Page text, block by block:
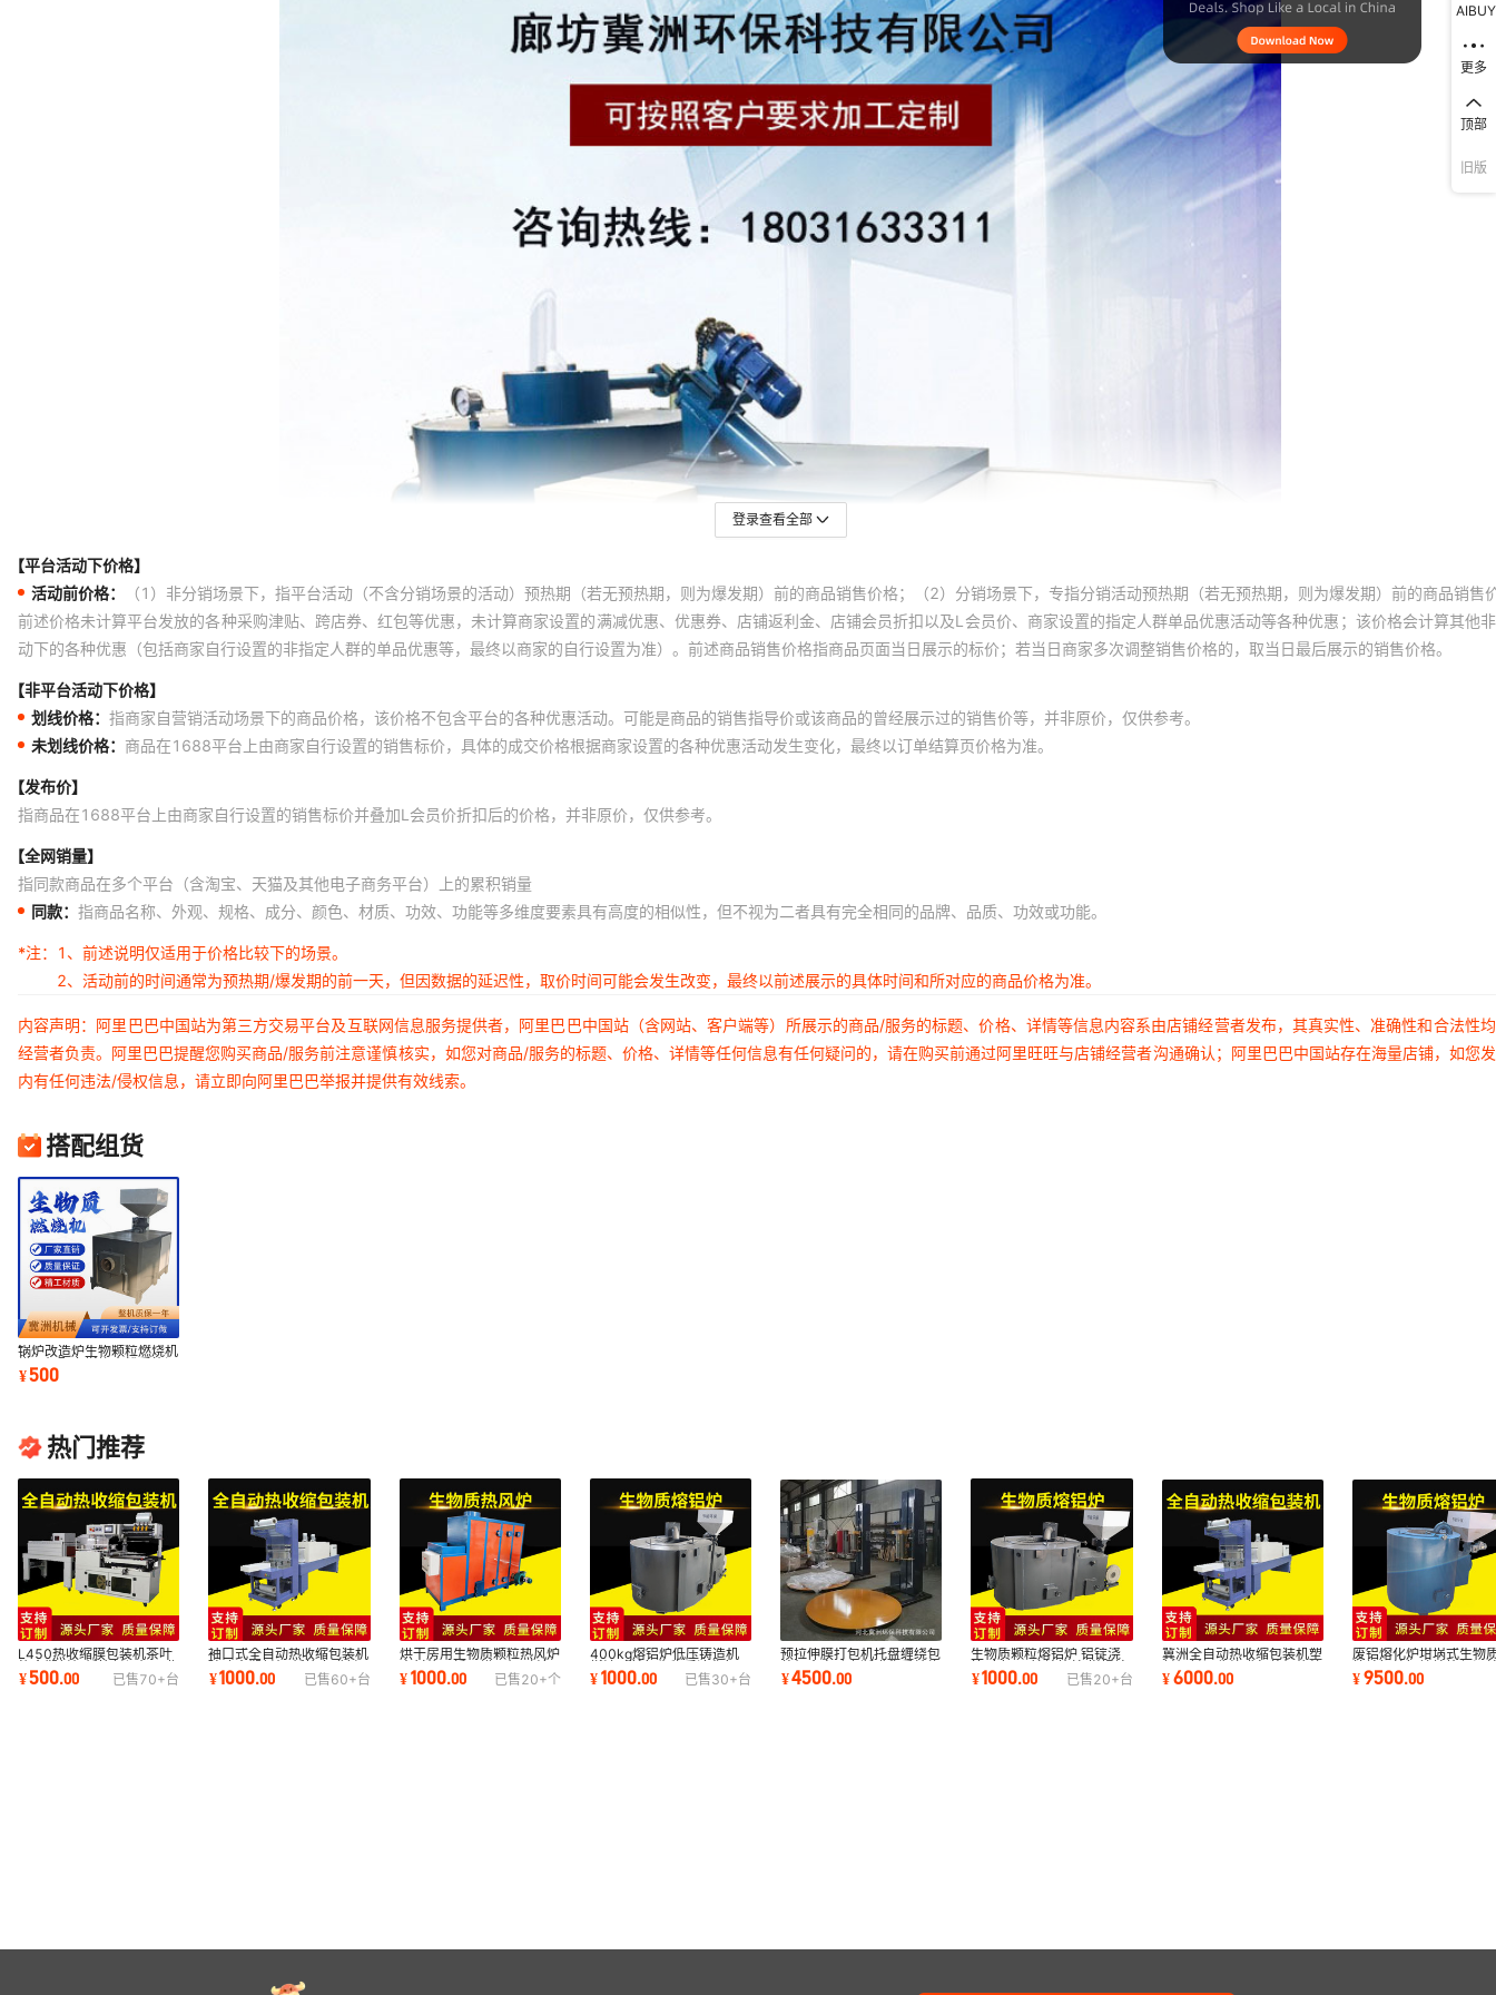
登录查看全部
【平台活动下价格】
活动前价格：
（1）非分销场景下，指平台活动（不含分销场景的活动）预热期（若无预热期，则为爆发期）前的商品销售价格；（2）分销场景下，专指分销活动预热期（若无预热期，则为爆发期）前的商品销售
前述价格未计算平台发放的各种采购津贴、跨店券、红包等优惠，未计算商家设置的满减优惠、优惠券、店铺返利金、店铺会员折扣以及L会员价、商家设置的指定人群单品优惠活动等各种优惠；该价格会计算其他
动下的各种优惠（包括商家自行设置的非指定人群的单品优惠等，最终以商家的自行设置为准）。前述商品销售价格指商品页面当日展示的标价；若当日商家多次调整销售价格的，取当日最后展示的销售价格。
【非平台活动下价格】
划线价格： 指商家自营销活动场景下的商品价格，该价格不包含平台的各种优惠活动。可能是商品的销售指导价或该商品的曾经展示过的销售价等，并非原价，仅供参考。
未划线价格： 商品在1688平台上由商家自行设置的销售标价，具体的成交价格根据商家设置的各种优惠活动发生变化，最终以订单结算页价格为准。
【发布价】
指商品在1688平台上由商家自行设置的销售标价并叠加L会员价折扣后的价格，并非原价，仅供参考。
【全网销量】
指同款商品在多个平台（含淘宝、天猫及其他电子商务平台）上的累积销量
同款： 指商品名称、外观、规格、成分、颜色、材质、功效、功能等多维度要素具有高度的相似性，但不视为二者具有完全相同的品牌、品质、功效或功能。
*注：
1、前述说明仅适用于价格比较下的场景。
2、活动前的时间通常为预热期/爆发期的前一天，但因数据的延迟性，取价时间可能会发生改变，最终以前述展示的具体时间和所对应的商品价格为准。
内容声明：阿里巴巴中国站为第三方交易平台及互联网信息服务提供者，阿里巴巴中国站（含网站、客户端等）所展示的商品/服务的标题、价格、详情等信息内容系由店铺经营者发布，其真实性、准确性和合法性
经营者负责。阿里巴巴提醒您购买商品/服务前注意谨慎核实，如您对商品/服务的标题、价格、详情等任何信息有任何疑问的，请在购买前通过阿里旺旺与店铺经营者沟通确认；阿里巴巴中国站存在海量店铺，如您
内有任何违法/侵权信息，请立即向阿里巴巴举报并提供有效线索。
搭配组货
锅炉改造炉生物颗粒燃烧机
烘干机配套燃烧木粉质能源
环保生物质
¥500
热门推荐
L450热收缩膜包装机茶叶
礼盒塑封机纸箱封切机工业
级高效全自动
¥500.00 已售70+台
袖口式全自动热收缩包装机
玻璃水塑封机 纸箱套膜封
切机热缩膜
¥1000.00 已售60+台
烘干房用生物质颗粒热风炉
木材热风循环烘干机 喷涂
线专用热风炉
¥1000.00 已售20+个
400kg熔铝炉低压铸造机
燃油天然气生物质液化气
¥1000.00 已售30+台
预拉伸膜打包机托盘缠绕包
装机全自动上断膜称重缠绕
机缠绕膜
¥4500.00
生物质颗粒熔铝炉 铝锭浇
筑 废铝 压铸熔炼炉 坩埚熔
化炉
¥1000.00 已售20+台
冀洲全自动热收缩包装机塑
封机封切收缩膜包装机热缩
机
¥6000.00
废铝熔化炉坩埚式生物
粒熔铝炉铝锭熔炼保温
铝熔金耐高温
¥9500.00
AIBUY
更多
顶部
旧版